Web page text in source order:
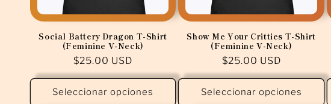
Social Battery Dragon T-Shirt
(Feminine V-Neck)
Precio
habitual
$25.00 USD
Seleccionar opciones
Show Me Your Critties T-Shirt
(Feminine V-Neck)
Precio
habitual
$25.00 USD
Seleccionar opciones